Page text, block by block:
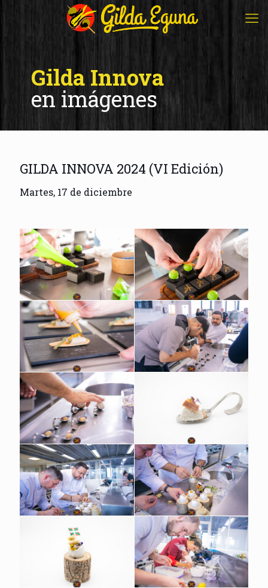
Gilda Innova
en imágenes
GILDA INNOVA 2024 (VI Edición)
Martes, 17 de diciembre